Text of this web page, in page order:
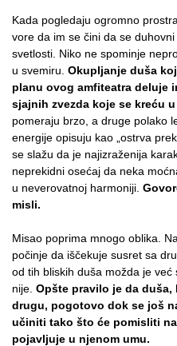
Kada pogledaju ogromno
vore da im se čini da se
svetlosti. Niko ne spominje
u svemiru. Okupljanje duša
planu ovog amfiteatra deluje
sjajnih zvezda koje se kreću
pomeraju brzo, a druge polako
energije opisuju kao „ostrva
se slažu da je najizraženija
neprekidni osećaj da neka
u neverovatnoj harmoniji.
misli.
Misao poprima mnogo oblika.
počinje da iščekuje susret sa
od tih bliskih duša možda je
nije. Opšte pravilo je da
drugu, pogotovo dok se još
učiniti tako što će pomisliti
pojavljuje u njenom umu.